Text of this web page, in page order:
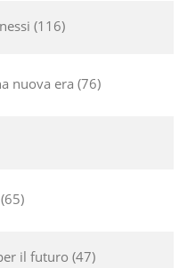
116
nuova era 76
65
il futuro 47